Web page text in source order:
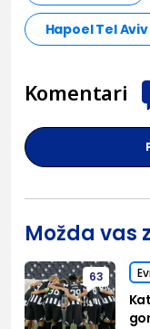
Hapoel Tel Aviv
Komentari
Možda vas
63